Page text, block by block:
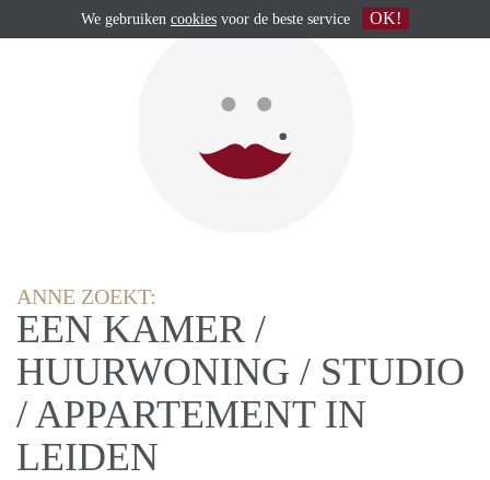
ANNE ZOEKT:
EEN KAMER /
HUURWONING / STUDIO
/ APPARTEMENT IN
LEIDEN
We gebruiken cookies voor de beste service OK!